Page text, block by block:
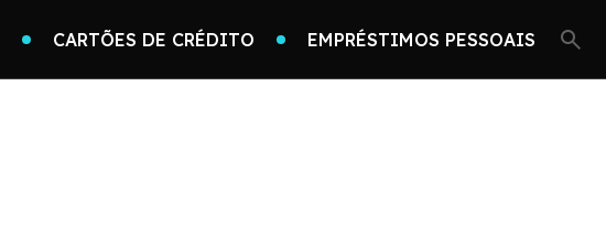
CARTÕES DE CRÉDITO EMPRÉSTIMOS PESSOAIS